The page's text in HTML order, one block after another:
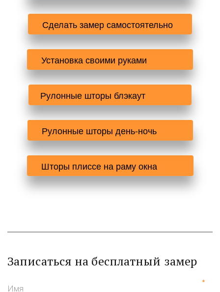
Сделать замер самостоятельно
Установка своими руками
Рулонные шторы блэкаут
Рулонные шторы день-ночь
Шторы плиссе на раму окна
Записаться на бесплатный замер
*